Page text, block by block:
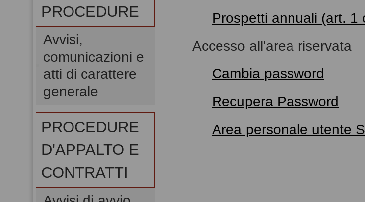
Prospetti annuali (art. 1
Accesso all'area riservata
Cambia password
Recupera Password
Area personale utente
PROCEDURE
Avvisi,
comunicazioni e
atti di carattere
generale
PROCEDURE
D'APPALTO E
CONTRATTI